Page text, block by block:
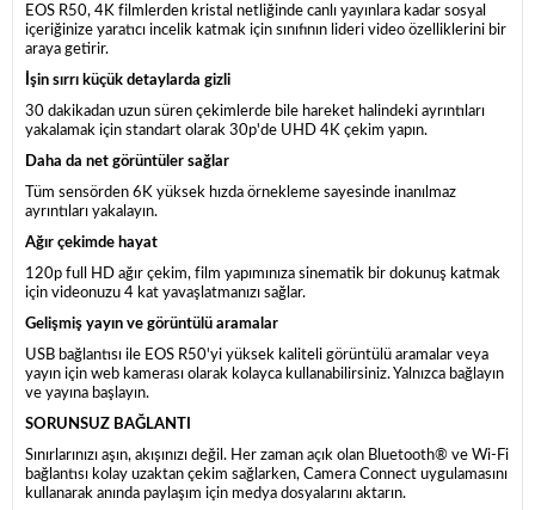
EOS R50, 4K filmlerden kristal netliğinde canlı yayınlara kadar sosyal
içeriğinize yaratıcı incelik katmak için sınıfının lideri video özelliklerini bir
araya getirir.
İşin sırrı küçük detaylarda gizli
30 dakikadan uzun süren çekimlerde bile hareket halindeki ayrıntıları
yakalamak için standart olarak 30p'de UHD 4K çekim yapın.
Daha da net görüntüler sağlar
Tüm sensörden 6K yüksek hızda örnekleme sayesinde inanılmaz
ayrıntıları yakalayın.
Ağır çekimde hayat
120p full HD ağır çekim, film yapımınıza sinematik bir dokunuş katmak
için videonuzu 4 kat yavaşlatmanızı sağlar.
Gelişmiş yayın ve görüntülü aramalar
USB bağlantısı ile EOS R50'yi yüksek kaliteli görüntülü aramalar veya
yayın için web kamerası olarak kolayca kullanabilirsiniz. Yalnızca bağlayın
ve yayına başlayın.
SORUNSUZ BAĞLANTI
Sınırlarınızı aşın, akışınızı değil. Her zaman açık olan Bluetooth® ve Wi-Fi
bağlantısı kolay uzaktan çekim sağlarken, Camera Connect uygulamasını
kullanarak anında paylaşım için medya dosyalarını aktarın.